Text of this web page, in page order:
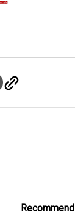
Recommend